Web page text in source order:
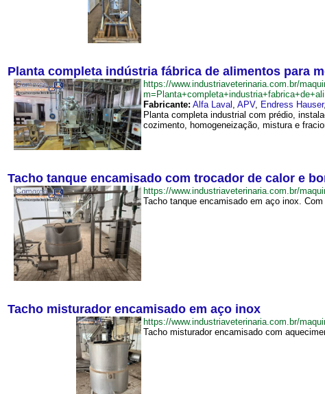
Planta completa indústria fábrica de alimentos para
https://www.industriaveterinaria.com.br/
Fabricante: Alfa Laval , APV, Endress Hauser,
Planta completa industrial com prédio,
cozimento, homogeneização, mistura e
Tacho tanque encamisado com trocador de calor e
https://www.industriaveterinaria.com.br/
Tacho tanque encamisado em aço inox.
Tacho misturador encamisado em aço inox
https://www.industriaveterinaria.com.br/
Tacho misturador encamisado com